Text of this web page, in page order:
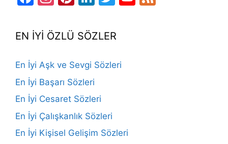
EN İYİ ÖZLÜ SÖZLER
En İyi Aşk ve Sevgi Sözleri
En İyi Başarı Sözleri
En İyi Cesaret Sözleri
En İyi Çalışkanlık Sözleri
En İyi Kişisel Gelişim Sözleri